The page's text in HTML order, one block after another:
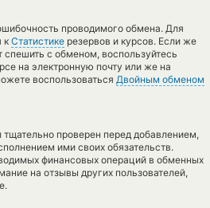
проводимого обмена. Для
к Статистике резервов и курсов. Если же
с обменом, воспользуйтесь
на электронную почту или же на
воспользоваться Двойным обменом
проверен перед добавлением,
ими своих обязательств.
финансовых операций в обменных
на отзывы других пользователей,